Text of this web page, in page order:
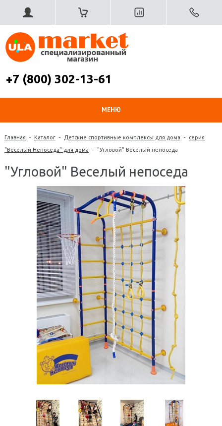
+7 (800) 302-13-61
МЕНЮ
Главная - Каталог - Детские спортивные комплексы для дома - серия
"Веселый Непоседа" для дома - "Угловой" Веселый непоседа
"Угловой" Веселый непоседа